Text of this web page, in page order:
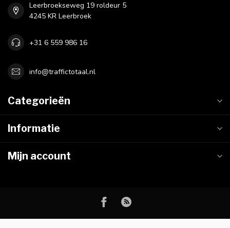
Leerbroekseweg 19 roldeur 5
4245 KR Leerbroek
+31 6 559 986 16
info@traffictotaal.nl
Categorieën
Informatie
Mijn account